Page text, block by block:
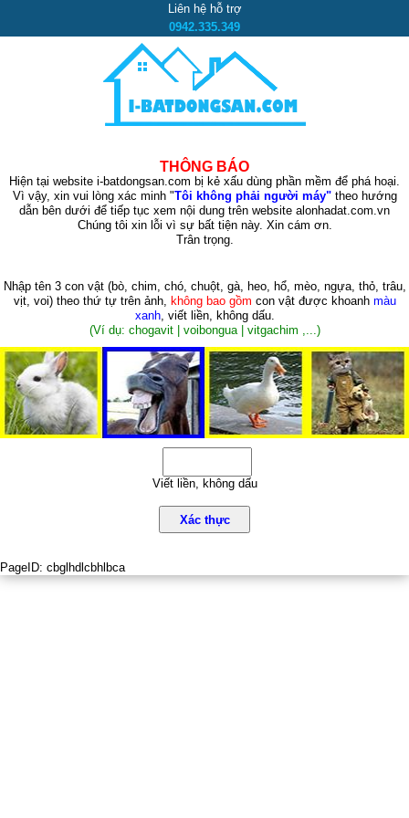
Liên hệ hỗ trợ
0942.335.349
THÔNG BÁO
Hiện tại website i-batdongsan.com bị kẻ xấu dùng phần mềm để phá hoại.
Vì vậy, xin vui lòng xác minh "Tôi không phải người máy"theo hướng
dẫn bên dưới để tiếp tục xem nội dung trên website alonhadat.com.vn
Chúng tôi xin lỗi vì sự bất tiện này. Xin cám ơn.
Trân trọng.
Nhập tên 3 con vật (bò, chim, chó, chuột, gà, heo, hổ, mèo, ngựa, thỏ, trâu,
vịt, voi)theo thứ tự trên ảnh, không bao gồm con vật được khoanh màu
xanh, viết liền, không dấu.
(Ví dụ: chogavit | voibongua | vitgachim ,...)
Viết liền, không dấu
Xác thực
PageID: cbglhdlcbhlbca